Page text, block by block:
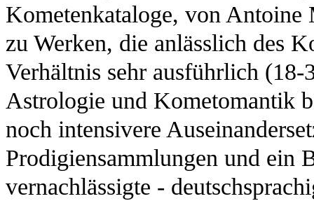
Kometenkataloge, von
zu Werken, die anlässlich des
Verhältnis sehr ausführlich
Astrologie und Kometomantik
noch intensivere
Prodigiensammlungen und ein
vernachlässigte -